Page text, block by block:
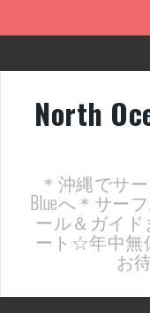
ヤッ
支部長就任報
North
＊沖縄でサ
Blueへ＊サー
ール＆ガイド
ート☆年中無
お